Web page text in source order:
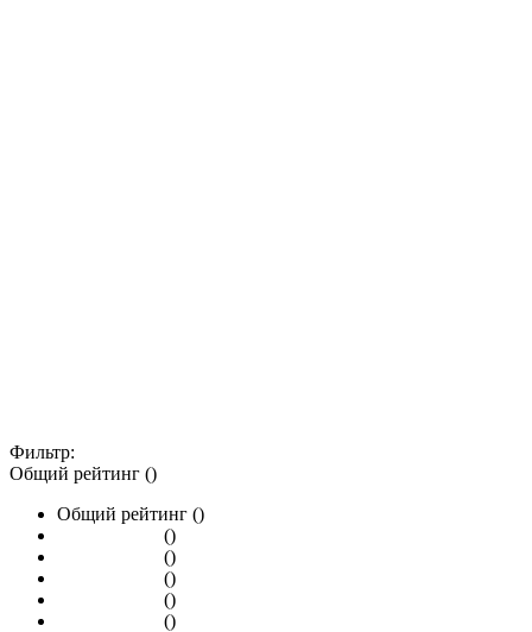
Фильтр:
Общий рейтинг ()
Общий рейтинг ()
()
()
()
()
()